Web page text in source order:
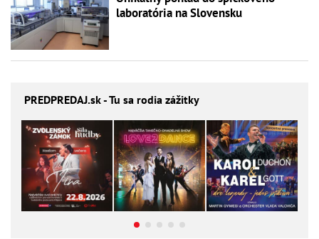
laboratória na Slovensku
PREDPREDAJ.sk - Tu sa rodia zážitky